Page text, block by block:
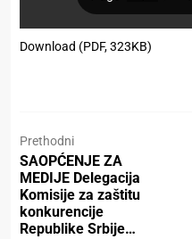
Download (PDF, 323KB)
Prethodni
SAOPĆENJE ZA
MEDIJE Delegacija
Komisije za zaštitu
konkurencije
Republike Srbije…